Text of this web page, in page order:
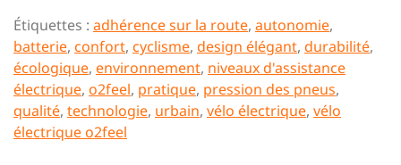
Étiquettes : adhérence sur la route, autonomie,
batterie, confort, cyclisme, design élégant, durabilité,
écologique, environnement, niveaux d'assistance
électrique, o2feel, pratique, pression des pneus,
qualité, technologie, urbain, vélo électrique, vélo
électrique o2feel